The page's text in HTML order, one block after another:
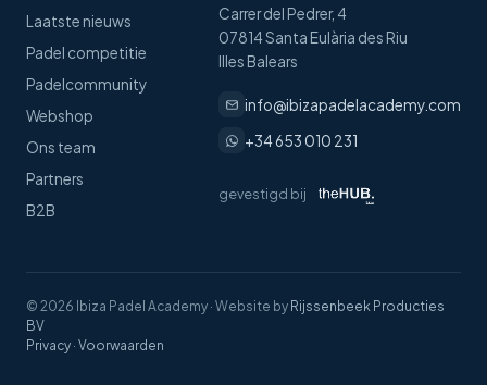
Laatste nieuws
Padel competitie
Padelcommunity
Webshop
Ons team
Partners
B2B
Carrer del Pedrer, 4
07814 Santa Eulària des Riu
Illes Balears
info@ibizapadelacademy.com
+34 653 010 231
gevestigd bij
© 2026 Ibiza Padel Academy · Website by Rijssenbeek Producties
BV
Privacy · Voorwaarden